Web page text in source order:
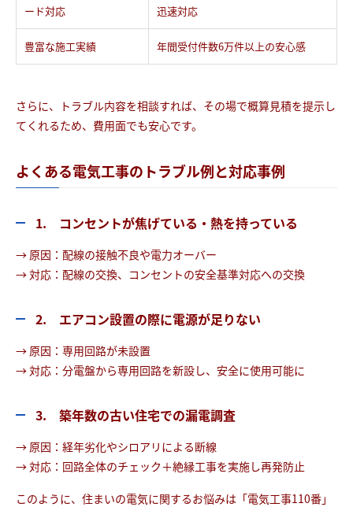
ード対応
迅速対応
豊富な施工実績 年間受付件数6万件以上の安心感
さらに、トラブル内容を相談すれば、その場で概算見積を提示し
てくれるため、費用面でも安心です。
よくある電気工事のトラブル例と対応事例
1. コンセントが焦げている・熱を持っている
→ 原因：配線の接触不良や電力オーバー
→ 対応：配線の交換、コンセントの安全基準対応への交換
2. エアコン設置の際に電源が足りない
→ 原因：専用回路が未設置
→ 対応：分電盤から専用回路を新設し、安全に使用可能に
3. 築年数の古い住宅での漏電調査
→ 原因：経年劣化やシロアリによる断線
→ 対応：回路全体のチェック＋絶縁工事を実施し再発防止
このように、住まいの電気に関するお悩みは「電気工事110番」